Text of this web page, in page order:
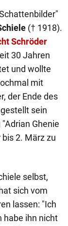
(† 1918).
Schröder
30 Jahren
und wollte
mit
der Ende des
sein
Ghenie
2. März zu
selbst,
sich vom
lassen: "Ich
habe ihn nicht